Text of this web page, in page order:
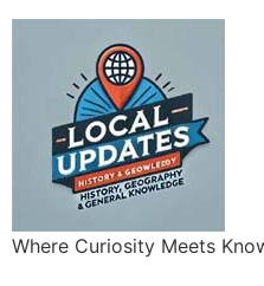
Where Curiosity Meets